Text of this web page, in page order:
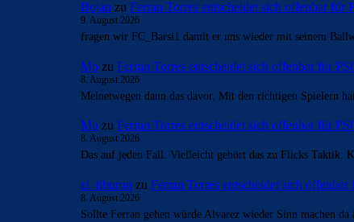
Bojan zu Ferran Torres entscheidet sich offenbar für
9. August 2026
fragen wir FC_Barsi1 damit er uns wieder mit seinem
Mo zu Ferran Torres entscheidet sich offenbar für
8. August 2026
Meinetwegen dann das davor. Mit den richtigen Spielern
Mo zu Ferran Torres entscheidet sich offenbar für
8. August 2026
Das auf jeden Fall. Vielleicht gehört das zu Flicks Taktik.
el_tiburon zu Ferran Torres entscheidet sich offenbar
8. August 2026
Sollte Ferran gehen würde Alvarez wieder Sinn machen